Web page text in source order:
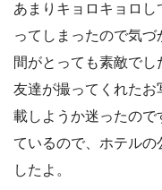
あまりキョロキョロ
ってしまったので気
間がとっても素敵でし
友達が撮ってくれた
載しようか迷ったので
ているので、ホテルの
したよ。